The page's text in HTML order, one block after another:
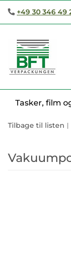
+49 30 346 49
Tasker, film
Tilbage til listen